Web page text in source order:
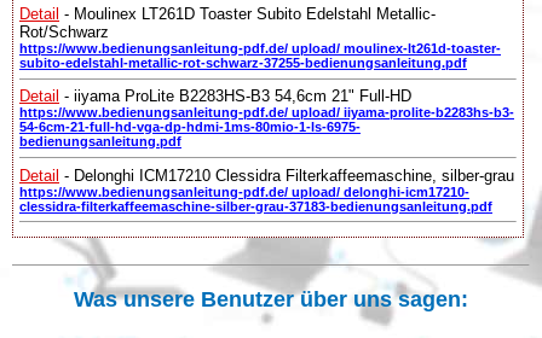
Detail - Moulinex LT261D Toaster Subito Edelstahl Metallic-
Rot/Schwarz
https://www.bedienungsanleitung-pdf.de/ upload/ moulinex-lt261d-toaster-
subito-edelstahl-metallic-rot-schwarz-37255-bedienungsanleitung.pdf
Detail - iiyama ProLite B2283HS-B3 54,6cm 21" Full-HD
https://www.bedienungsanleitung-pdf.de/ upload/ iiyama-prolite-b2283hs-b3-
54-6cm-21-full-hd-vga-dp-hdmi-1ms-80mio-1-ls-6975-
bedienungsanleitung.pdf
Detail - Delonghi ICM17210 Clessidra Filterkaffeemaschine, silber-grau
https://www.bedienungsanleitung-pdf.de/ upload/ delonghi-icm17210-
clessidra-filterkaffeemaschine-silber-grau-37183-bedienungsanleitung.pdf
Was unsere Benutzer über uns sagen: